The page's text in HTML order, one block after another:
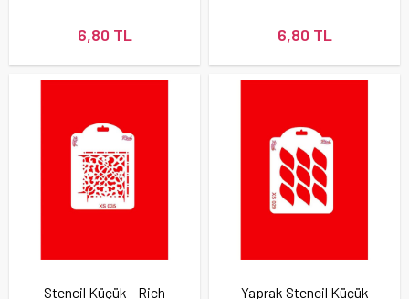
6,80 TL 6,80 TL
Stencil Küçük - Rich Yaprak Stencil Küçük